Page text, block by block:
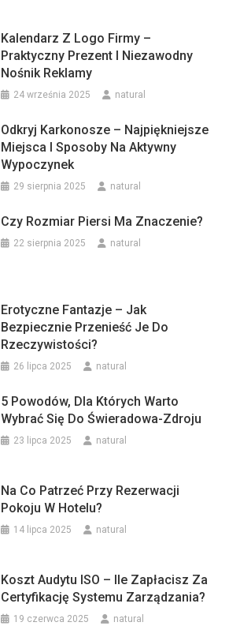
Kalendarz Z Logo Firmy –
Praktyczny Prezent I Niezawodny
Nośnik Reklamy
24 września 2025 natural
Odkryj Karkonosze – Najpiękniejsze
Miejsca I Sposoby Na Aktywny
Wypoczynek
29 sierpnia 2025 natural
Czy Rozmiar Piersi Ma Znaczenie?
22 sierpnia 2025 natural
Erotyczne Fantazje – Jak
Bezpiecznie Przenieść Je Do
Rzeczywistości?
26 lipca 2025 natural
5 Powodów, Dla Których Warto
Wybrać Się Do Świeradowa-Zdroju
23 lipca 2025 natural
Na Co Patrzeć Przy Rezerwacji
Pokoju W Hotelu?
14 lipca 2025 natural
Koszt Audytu ISO – Ile Zapłacisz Za
Certyfikację Systemu Zarządzania?
19 czerwca 2025 natural